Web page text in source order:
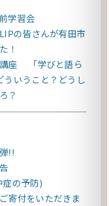
学習会
の皆さんが有田市
！
講座 「学びと語ら
ういうこと？どうし
？
!!
の予防)
寄付をいただきま